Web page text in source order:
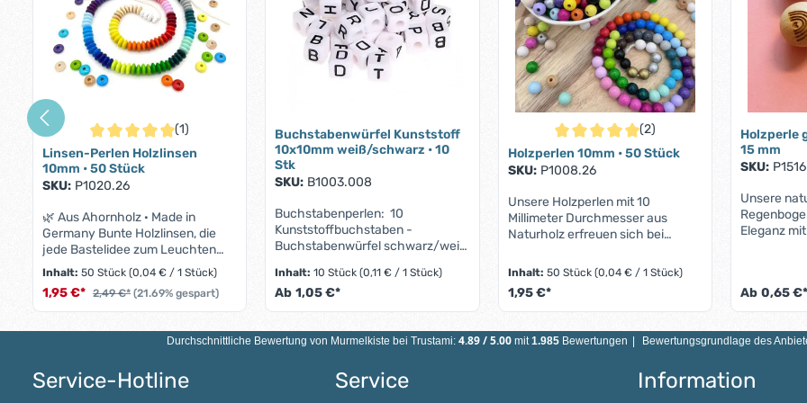
Durchschnittliche Bewertung von 5 von 5 Sternen
(1)
Linsen-Perlen Holzlinsen
10mm • 50 Stück
SKU: P1020.26
🌿 Aus Ahornholz · Made in
Germany Bunte Holzlinsen, die
jede Bastelidee zum Leuchten
bringen 50 flache Linsenperlen
mit 10 mm Durchmesser –
speichelfest, farbecht und in über
35 Farben. Auffädeln,
kombinieren, loslegen. 1,95 €
2,49 € –22 % 50 Stück · nur
Versand 🇩🇪Made in
Inhalt:50 Stück(0,04 € / 1 Stück)
1,95 €* 2,49 €* (21.69% gespart)
Produkt Anzahl: Gib den gewünschten Wert ein oder benutze die
Buchstabenwürfel Kunststoff
10x10mm weiß/schwarz • 10
Stk
SKU: B1003.008
Buchstabenperlen: 10
Kunststoffbuchstaben -
Buchstabenwürfel schwarz/weiß
schwarz Buchstabe: frei
wählbarAnzahl: 10Herstellung
nach DIN EN 71 Maße: 10x10mm
sich hervorragend zur
Baby-Spielzeug, Kinderschmuck,
Schlüsselanhängern etc. Es kann
Inhalt:10 Stück(0,11 € / 1 Stück)
Ab 1,05 €*
Durchschnittliche Bewertung von 5 von 5
(2)
Holzperlen 10mm • 50 Stück
SKU: P1008.26
Unsere Holzperlen mit 10
Millimeter Durchmesser aus
Naturholz erfreuen sich bei
Beliebtheit. Sei es zur Herstellung
von personalisierten
Schnullerketten, für DIY-Mobiles,
für kreative Kinderwagenketten
oder für Armbänder und
Anhänger – die Perlen aus Holz
lassen sich vielseitig einsetzen.
Inhalt: 50 Stück (0,04 € / 1 Stück)
1,95 €*
Produkt Anzahl: Gib den
Holzperle
15 mm
SKU: P1516
Unsere
Eleganz
durch
natürliche
jede Perle
oder
bringt
Ab 0,65 €*
Durchschnittliche Bewertung von Murmelkiste bei Trustami: 4.89/5.00mit1.985 Bewertungen Bewertungsgrundlage des
Service-Hotline Service Information